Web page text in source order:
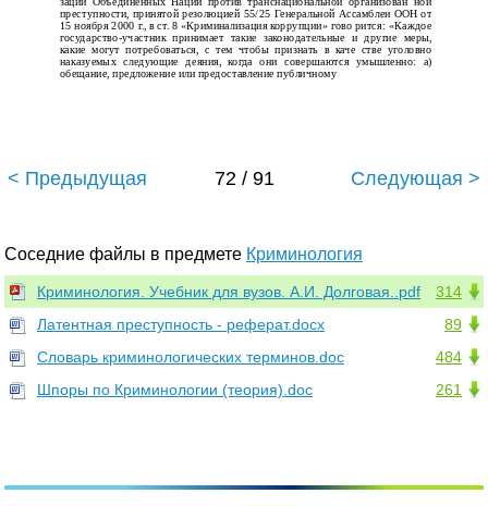
преступности, принятой резолюцией 55/25 Генеральной Ассамблеи ООН от
15 ноября 2000 г., в ст. 8 «Криминализация коррупции» гово­ рится: «Каждое
государство-участник принимает такие законодательные и другие меры,
какие могут потребоваться, с тем чтобы признать в каче­ стве уголовно
наказуемых следующие деяния, когда они совершаются умышленно: а)
обещание, предложение или предоставление публичному
< Предыдущая 72 / 91 Следующая >
Соседние файлы в предмете Криминология
314
Криминология. Учебник для вузов. А.И. Долговая..pdf
89
Латентная преступность - реферат.docx
484
Словарь криминологических терминов.doc
261
Шпоры по Криминологии (теория).doc